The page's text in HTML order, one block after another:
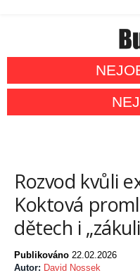
Rozvod kvůli
Koktová
dětech i
Publikováno 22.02.2026
Autor: David Nossek